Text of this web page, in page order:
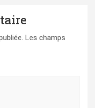
Les champs